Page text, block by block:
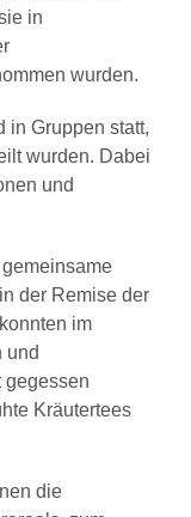
in
wurden.
in Gruppen statt,
wurden. Dabei
und
der Remise der
im
und
gegessen
Kräutertees
die